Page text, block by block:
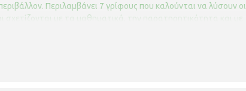
Περιλαμβάνει 7 γρίφους που καλούνται να λύσουν οι
με τα μαθηματικά, την παρατηρητικότητα και με
είδη της ελληνικής πανίδας όπως η αρκούδα, ο